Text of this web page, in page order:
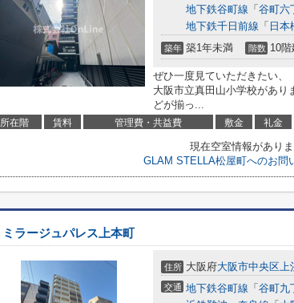
地下鉄谷町線 「 谷町六
地下鉄千日前線 「 日本
築年 築1年未満 階数 10
ぜひ一度見ていただきたい、
大阪市立真田山小学校があり
どが揃っ...
所在階 賃料 管理費・共益費 敷金 礼金
現在空室情報がありま
GLAM STELLA松屋町へのお問
ミラージュパレス上本町
住所 大阪府大阪市中央区上
交通 地下鉄谷町線 「 谷町九